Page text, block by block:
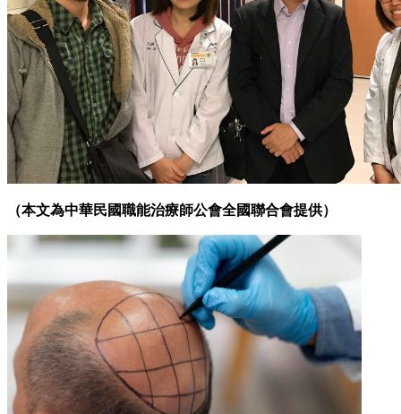
（本文為中華民國職能治療師公會全國聯合會提供）